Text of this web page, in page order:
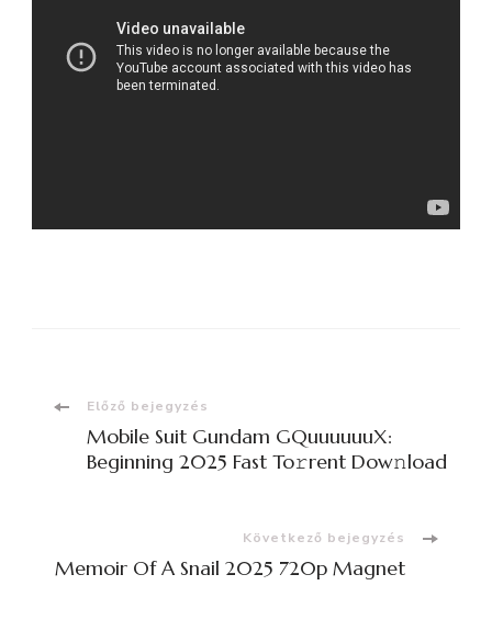
Bejegyzések
navigációja
Előző bejegyzés
Mobile Suit Gundam GQuuuuuuX:
Beginning 2025 Fast To𝚛rent Dow𝚗load
Következő bejegyzés
Memoir Of A Snail 2025 720p Magnet